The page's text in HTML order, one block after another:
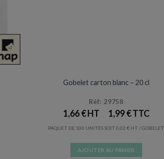
Gobelet carton blanc – 20 cl
Réf: 29758
1,66€ 1,99€
PAQUET DE 100 UNITÉS SOIT 0,02€ / GOBELET
AJOUTER AU PANIER